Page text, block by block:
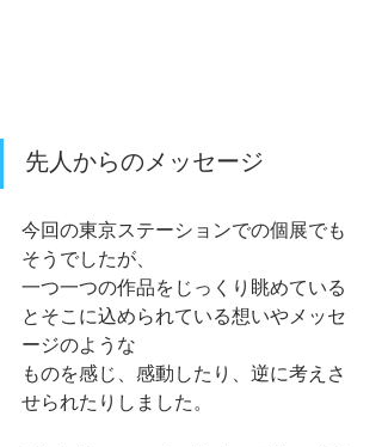
先人からのメッセージ
今回の東京ステーションでの個展でも
そうでしたが、
一つ一つの作品をじっくり眺めている
とそこに込められている想いやメッセ
ージのような
ものを感じ、感動したり、逆に考えさ
せられたりしました。